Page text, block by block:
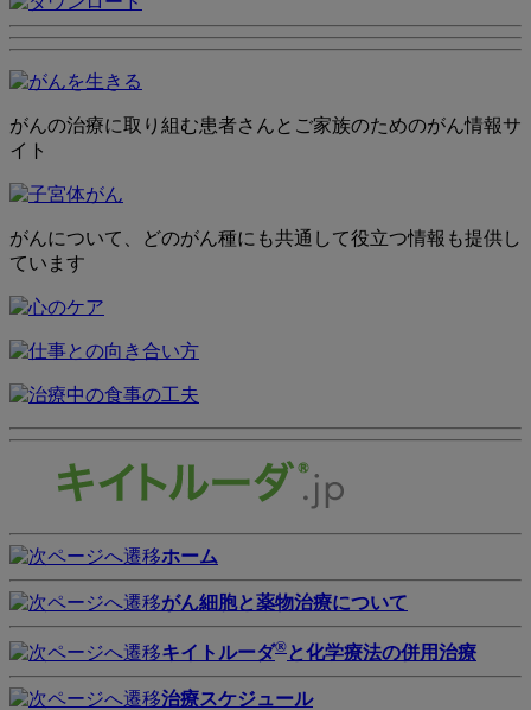
がんの治療に取り組む患者さんとご家族のためのがん情報サ
イト
がんについて、どのがん種にも共通して役立つ情報も提供し
ています
ホーム
がん細胞と薬物治療について
キイトルーダ® と化学療法の併用治療
治療スケジュール